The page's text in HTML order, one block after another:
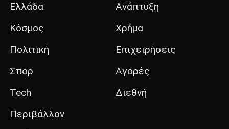
Ελλάδα
Κόσμος
Πολιτική
Σπορ
Tech
Περιβάλλον
Ανάπτυξη
Χρήμα
Επιχειρήσεις
Αγορές
Διεθνή